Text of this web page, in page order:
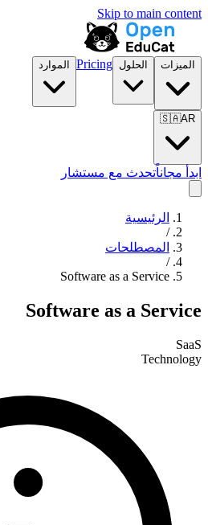
Skip to main content
الميزات الحلول Pricing الموارد
🇸🇦AR
ابدأ مجاناًتحدث مع مستشار
الرئيسية
/
المصطلحات
/
Software as a Service
Software as a Service
SaaS
Technology